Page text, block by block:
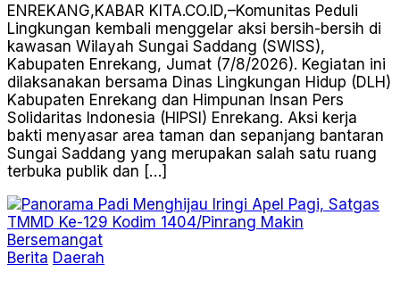
ENREKANG,KABAR KITA.CO.ID,–Komunitas Peduli
Lingkungan kembali menggelar aksi bersih-bersih di
kawasan Wilayah Sungai Saddang (SWISS),
Kabupaten Enrekang, Jumat (7/8/2026). Kegiatan ini
dilaksanakan bersama Dinas Lingkungan Hidup (DLH)
Kabupaten Enrekang dan Himpunan Insan Pers
Solidaritas Indonesia (HIPSI) Enrekang. Aksi kerja
bakti menyasar area taman dan sepanjang bantaran
Sungai Saddang yang merupakan salah satu ruang
terbuka publik dan […]
Berita Daerah